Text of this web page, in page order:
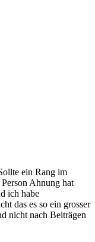
ein Rang im
Ahnung hat
ich habe
das es so ein grosser
nicht nach Beiträgen